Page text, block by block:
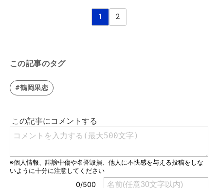
1 2
この記事のタグ
#鶴岡果恋